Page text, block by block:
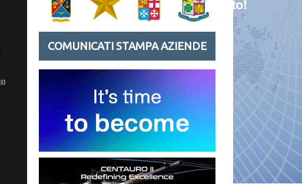
COMUNICATI STAMPA AZIENDE